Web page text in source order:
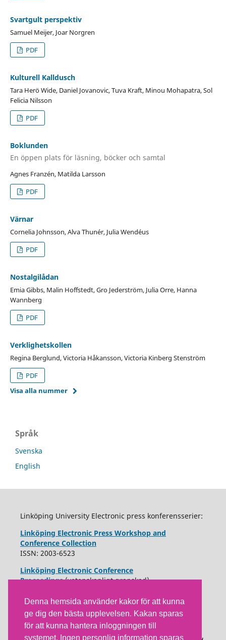
Denna hemsida använder kakor för att kunna
ge dig den bästa upplevelsen. Kakan sparas
för att kunna hantera inloggningen till
systemet. Ingen personlig information sparas
Svartgult perspektiv
Samuel Meijer, Joar Norgren
PDF
Kulturell Kalldusch
Tara Herö Wide, Daniel Jovanovic, Tuva Kraft, Minou Mohapatra, Sol
Felicia Nilsson
PDF
Boklunden
En öppen plats för läsning, böcker och samtal
Agnes Franzén, Matilda Larsson
PDF
Värnar
Cornelia Johnsson, Alva Thunér, Julia Wendéus
PDF
Nostalgilådan
Emia Gibbs, Malin Hoffstedt, Gro Jederström, Julia Orre, Hanna
Wannberg
PDF
Verklighetskollen
Regina Berglund, Victoria Håkansson, Victoria Kinberg Stenström
PDF
Visa alla nummer
Språk
Svenska
English
Linköping University Electronic press konferensserier:
Linköping Electronic Press Workshop and
Conference Collection
ISSN: 2003-6523
Linköping Electronic Conference
Proceedings (vetenskapligt granskad)